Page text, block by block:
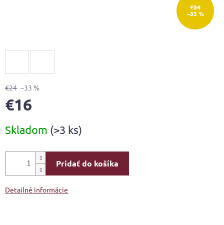
€24
–33 %
€24 –33 %
€16
cena:
Skladom (>3 ks)
Pridať do košíka
Detailné informácie